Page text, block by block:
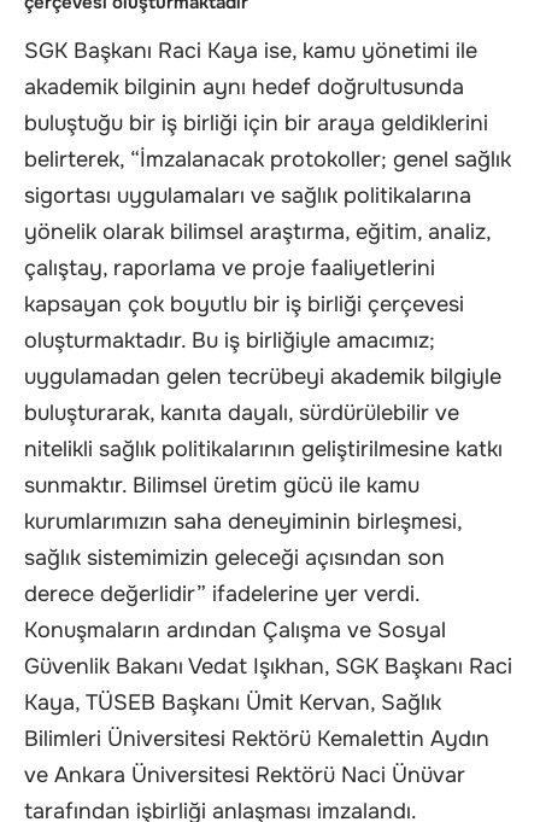
SGK Başkanı Raci Kaya ise, kamu yönetimi ile
akademik bilginin aynı hedef doğrultusunda
buluştuğu bir iş birliği için bir araya geldiklerini
belirterek, “İmzalanacak protokoller; genel sağlık
sigortası uygulamaları ve sağlık politikalarına
yönelik olarak bilimsel araştırma, eğitim, analiz,
çalıştay, raporlama ve proje faaliyetlerini
kapsayan çok boyutlu bir iş birliği çerçevesi
oluşturmaktadır. Bu iş birliğiyle amacımız;
uygulamadan gelen tecrübeyi akademik bilgiyle
buluşturarak, kanıta dayalı, sürdürülebilir ve
nitelikli sağlık politikalarının geliştirilmesine katkı
sunmaktır. Bilimsel üretim gücü ile kamu
kurumlarımızın saha deneyiminin birleşmesi,
sağlık sistemimizin geleceği açısından son
derece değerlidir” ifadelerine yer verdi.
Konuşmaların ardından Çalışma ve Sosyal
Güvenlik Bakanı Vedat Işıkhan, SGK Başkanı Raci
Kaya, TÜSEB Başkanı Ümit Kervan, Sağlık
Bilimleri Üniversitesi Rektörü Kemalettin Aydın
ve Ankara Üniversitesi Rektörü Naci Ünüvar
tarafından işbirliği anlaşması imzalandı.